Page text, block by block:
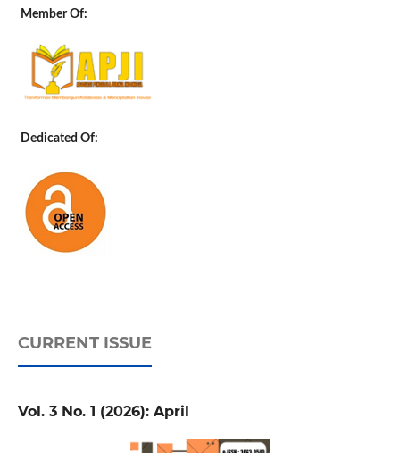
Member Of:
Dedicated Of:
CURRENT ISSUE
Vol. 3 No. 1 (2026): April